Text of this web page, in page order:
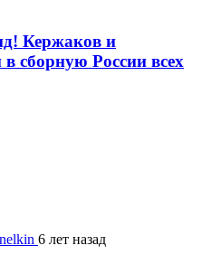
Кержаков и
сборную России всех
6 лет назад